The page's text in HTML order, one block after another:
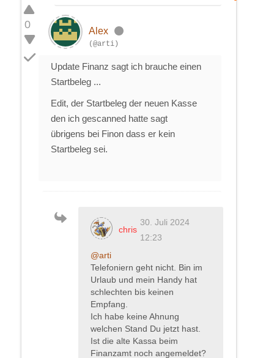
0
Alex
(@arti)
Update Finanz sagt ich brauche einen
Startbeleg ...
Edit, der Startbeleg der neuen Kasse
den ich gescanned hatte sagt
übrigens bei Finon dass er kein
Startbeleg sei.
chris
30. Juli 2024
12:23
@arti
Telefoniern geht nicht. Bin im
Urlaub und mein Handy hat
schlechten bis keinen
Empfang.
Ich habe keine Ahnung
welchen Stand Du jetzt hast.
Ist die alte Kassa beim
Finanzamt noch angemeldet?